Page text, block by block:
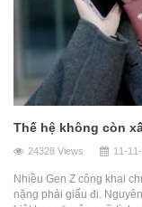
Thế hệ không còn
24328 Views 11-
Nhiều Gen Z công khai
nặng phải giấu đi.